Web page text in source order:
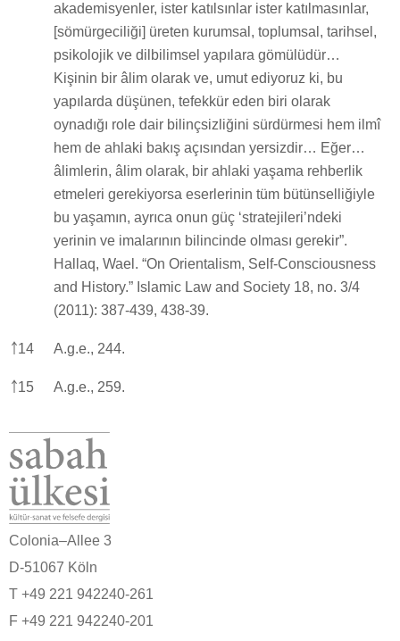
akademisyenler, ister katılsınlar ister katılmasınlar,
[sömürgeciliği] üreten kurumsal, toplumsal, tarihsel,
psikolojik ve dilbilimsel yapılara gömülüdür…
Kişinin bir âlim olarak ve, umut ediyoruz ki, bu
yapılarda düşünen, tefekkür eden biri olarak
oynadığı role dair bilinçsizliğini sürdürmesi hem ilmî
hem de ahlaki bakış açısından yersizdir… Eğer…
âlimlerin, âlim olarak, bir ahlaki yaşama rehberlik
etmeleri gerekiyorsa eserlerinin tüm bütünselliğiyle
bu yaşamın, ayrıca onun güç ‘stratejileri’ndeki
yerinin ve imalarının bilincinde olması gerekir”.
Hallaq, Wael. “On Orientalism, Self-Consciousness
and History.” Islamic Law and Society 18, no. 3/4
(2011): 387-439, 438-39.
￪14 A.g.e., 244.
￪15 A.g.e., 259.
Colonia–Allee 3
D-51067 Köln
T +49 221 942240-261
F +49 221 942240-201